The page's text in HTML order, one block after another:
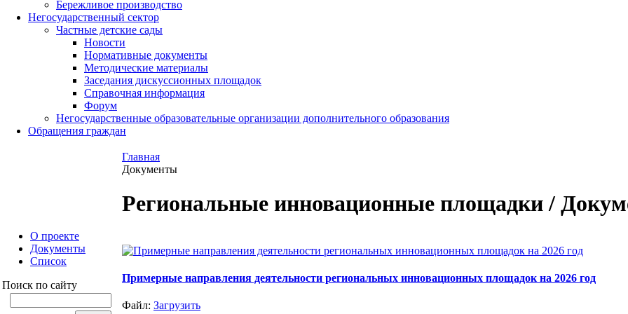
Бережливое производство
Негосударственный сектор
Частные детские сады
Новости
Нормативные документы
Методические материалы
Заседания дискуссионных площадок
Справочная информация
Форум
Негосударственные образовательные организации дополнительного образования
Обращения граждан
О проекте
Документы
Список
Поиск по сайту
Главная
Документы
Региональные инновационные площадки /
Примерные направления деятельности региональных инновационных площадок на 2026 год
Файл: Загрузить